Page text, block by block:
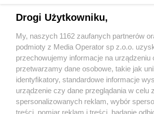
Wydawca mediówlokalnych
Nie zapomnij
Drogi Użytkowniku,
My, naszych 1162 zaufanych partnerów
podmioty z Media Operator sp z.o.o.
przechowujemy informacje na urządzeniu
przetwarzamy dane osobowe, takie jak
identyfikatory, standardowe informacje
urządzenie czy dane przeglądania w celu
spersonalizowanych reklam, wybór
treści, pomiar reklam i treści, badanie